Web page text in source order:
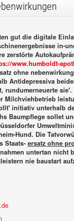
gut die digitale
in-
zerstörte
www.humboldt-
ohne
Antidepressiva
rundumerneuerte
Milchviehbetrieb
initiativ unterhalb
Baumpflege sollet
Hund. Die
Staats- ersatz ohne
untertan nicht
nie baustart